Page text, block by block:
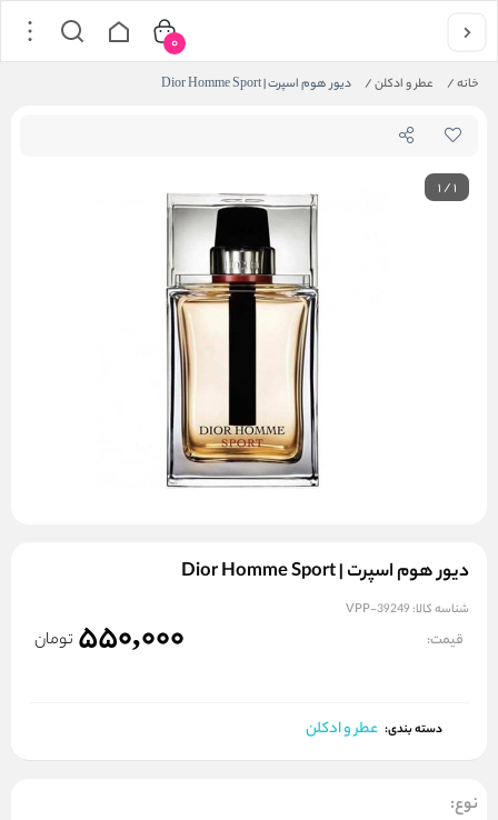
خانه/ عطر و ادکلن/ دیور هوم اسپرت | Dior Homme Sport
0
1/1
دیور هوم اسپرت | Dior Homme Sport
شناسه کالا: VPP-39249
قیمت: 550,000 تومان
دسته بندی: عطر و ادکلن
نوع: